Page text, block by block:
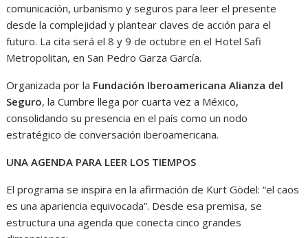
comunicación, urbanismo y seguros para leer el presente
desde la complejidad y plantear claves de acción para el
futuro. La cita será el 8 y 9 de octubre en el Hotel Safi
Metropolitan, en San Pedro Garza García.
Organizada por la Fundación Iberoamericana Alianza del
Seguro, la Cumbre llega por cuarta vez a México,
consolidando su presencia en el país como un nodo
estratégico de conversación iberoamericana.
UNA AGENDA PARA LEER LOS TIEMPOS
El programa se inspira en la afirmación de Kurt Gödel: “el caos
es una apariencia equivocada”. Desde esa premisa, se
estructura una agenda que conecta cinco grandes